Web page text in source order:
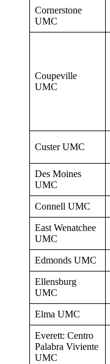
Cornerstone
UMC
Coupeville
UMC
Custer UMC
Des Moines
UMC
Connell UMC
East Wenatchee
UMC
Edmonds UMC
Ellensburg
UMC
Elma UMC
Everett: Centro
Palabra Viviente
UMC